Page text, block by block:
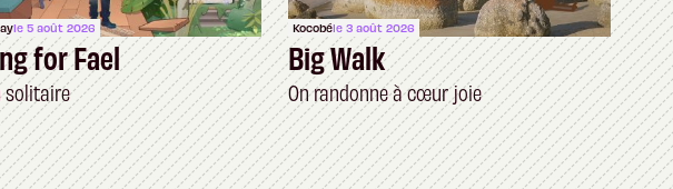
le 5 août 2026
for Fael
solitaire
Kocobéle 3 août 2026
Big Walk
On randonne à cœur joie